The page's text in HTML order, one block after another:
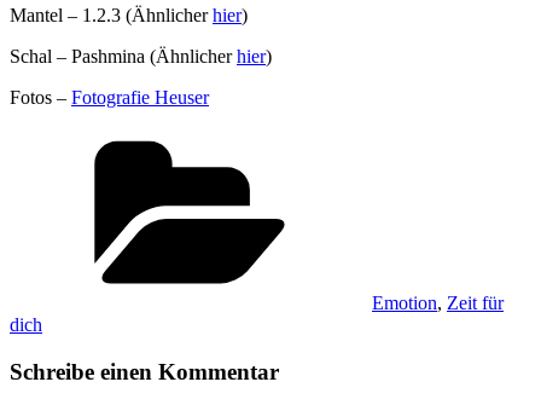
Mantel – 1.2.3 (Ähnlicherhier)
Schal – Pashmina (Ähnlicherhier)
Fotos – Fotografie Heuser
Emotion, Zeit für
dich
Schreibe einen Kommentar